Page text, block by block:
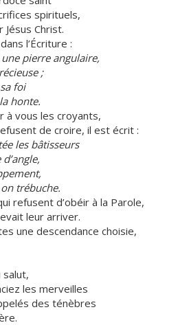
spirituels,
Jésus Christ.
l’Écriture :
une pierre angulaire,
;
foi
honte.
à vous les croyants,
de croire, il est écrit :
les bâtisseurs
trébuche.
refusent d’obéir à la Parole,
leur arriver.
une descendance choisie,
salut,
les merveilles
des ténèbres